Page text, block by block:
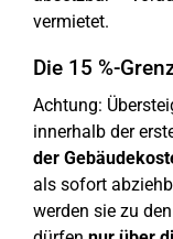
vermietet.
Die 15 %-
Achtung:
innerhalb der
der
als sofort
werden sie zu